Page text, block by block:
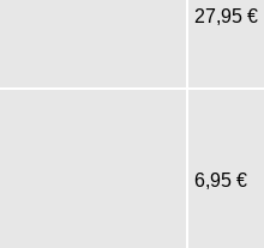
27,95 €
6,95 €